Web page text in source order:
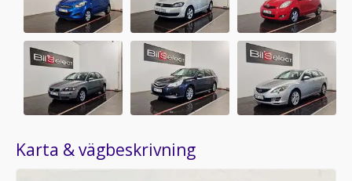
Karta & vägbeskrivning